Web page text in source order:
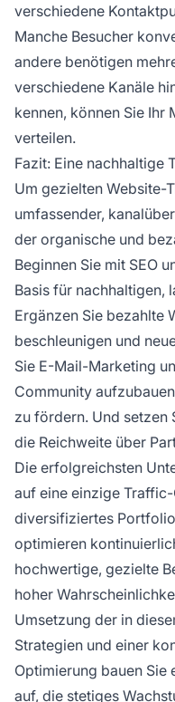
verschiedene
Manche Besucher
andere benötigen
verschiedene Kanäle
kennen, können Sie
verteilen.
Fazit: Eine nachhaltige
Um gezielten Website-
umfassender,
der organische und
Beginnen Sie mit SEO
Basis für nachhaltigen,
Ergänzen Sie bezahlte
beschleunigen und
Sie E-Mail-Marketing
Community
zu fördern. Und setzen
die Reichweite über
Die erfolgreichsten
auf eine einzige
diversifiziertes
optimieren
hochwertige, gezielte
hoher
Umsetzung der in
Strategien und einer
Optimierung bauen Sie
auf, die stetiges